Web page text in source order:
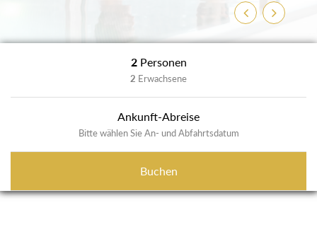
ZurückWeiter
2 Personen
2 Erwachsene
Ankunft-Abreise
Bitte wählen Sie An- und Abfahrtsdatum
Buchen